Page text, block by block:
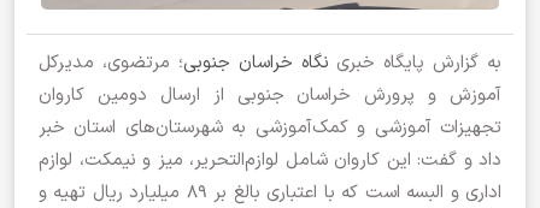
به گزارش پایگاه خبری نگاه خراسان جنوبی؛ مرتضوی، مدیرکل
آموزش و پرورش خراسان جنوبی از ارسال دومین کاروان
تجهیزات آموزشی و کمک‌آموزشی به شهرستان‌های استان خبر
داد و گفت: این کاروان شامل لوازم‌التحریر، میز و نیمکت، لوازم
اداری و البسه است که با اعتباری بالغ بر ۸۹ میلیارد ریال تهیه و